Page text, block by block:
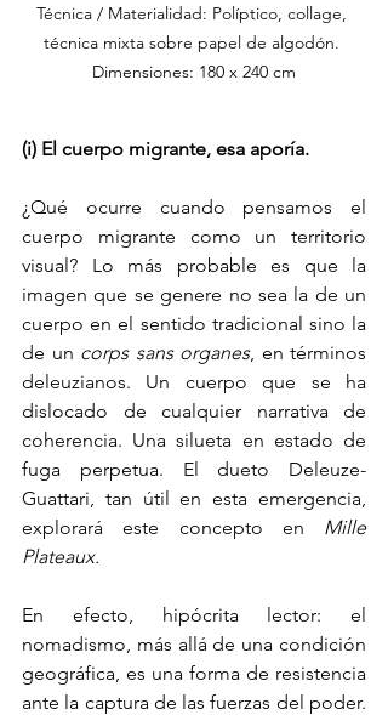
Técnica / Materialidad: Políptico, collage,
técnica mixta sobre papel de algodón.
Dimensiones: 180 x 240 cm
(i) El cuerpo migrante, esa aporía.
¿Qué ocurre cuando pensamos el
cuerpo migrante como un territorio
visual? Lo más probable es que la
imagen que se genere no sea la de un
cuerpo en el sentido tradicional sino la
de un corps sans organes, en términos
deleuzianos. Un cuerpo que se ha
dislocado de cualquier narrativa de
coherencia. Una silueta en estado de
fuga perpetua. El dueto Deleuze-
Guattari, tan útil en esta emergencia,
explorará este concepto en Mille
Plateaux.
En efecto, hipócrita lector: el
nomadismo, más allá de una condición
geográfica, es una forma de resistencia
ante la captura de las fuerzas del poder.